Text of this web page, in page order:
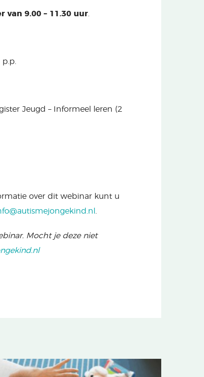
van 9.00 – 11.30 uur
Jeugd – Informeel leren (2
over dit webinar kunt u
Mocht je deze niet